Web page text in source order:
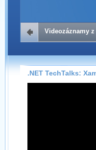
Záznamy na
přímo na stránce
Silverlight
Videozáznamy
.NET TechTalks: